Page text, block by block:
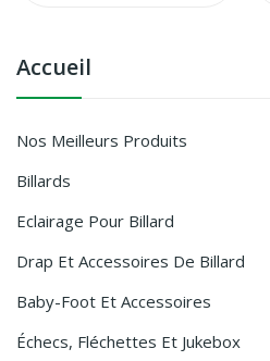
Accueil
Nos Meilleurs Produits
Billards
Eclairage Pour Billard
Drap Et Accessoires De Billard
Baby-Foot Et Accessoires
Échecs, Fléchettes Et Jukebox